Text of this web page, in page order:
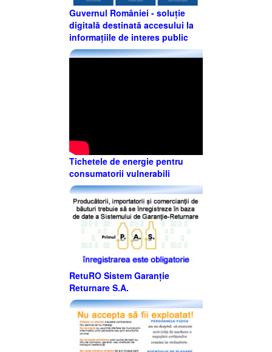
Guvernul României - soluție
digitală destinată accesului la
informațiile de interes public
Tichetele de energie pentru
consumatorii vulnerabili
RetuRO Sistem Garanție
Returnare S.A.